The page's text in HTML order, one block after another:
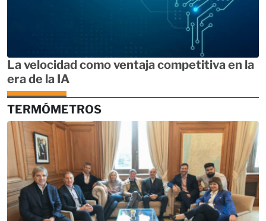
La velocidad como ventaja competitiva en la
era de la IA
TERMÓMETROS